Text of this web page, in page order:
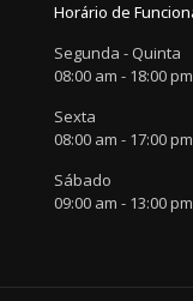
Horário de
Segunda - Quinta
08:00 am - 18:00 pm
Sexta
08:00 am - 17:00 pm
Sábado
09:00 am - 13:00 pm